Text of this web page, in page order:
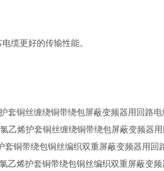
缆更好的传输性能。
套铜丝缠绕铜带绕包屏蔽变频器用回路电
乙烯护套铜丝缠绕铜带绕包屏蔽变频器用
铜带绕包铜丝编织双重屏蔽变频器用回
乙烯护套铜带绕包铜丝编织双重屏蔽变频